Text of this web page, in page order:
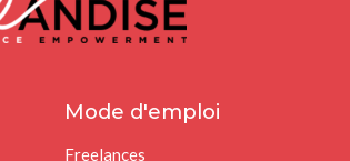
Mode d'emploi
Freelances